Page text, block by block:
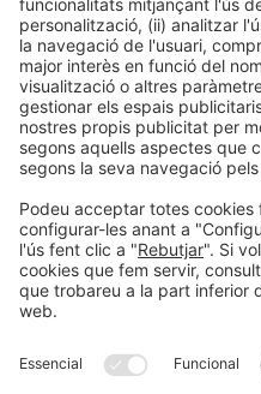
Col·laboradors